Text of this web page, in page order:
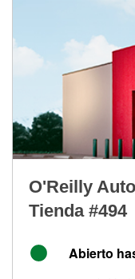
O'Reilly
Tienda #494
Abierto